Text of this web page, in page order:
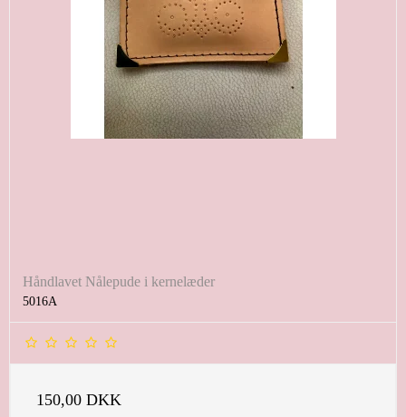
Håndlavet Nålepude i kernelæder
5016A
150,00 DKK